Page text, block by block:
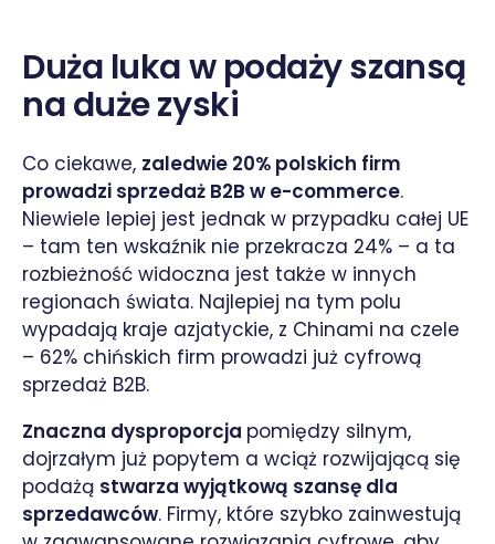
Duża luka w podaży szansą
na duże zyski
Co ciekawe, zaledwie 20% polskich firm
prowadzi sprzedaż B2B w e-commerce.
Niewiele lepiej jest jednak w przypadku całej UE
– tam ten wskaźnik nie przekracza 24% – a ta
rozbieżność widoczna jest także w innych
regionach świata. Najlepiej na tym polu
wypadają kraje azjatyckie, z Chinami na czele
– 62% chińskich firm prowadzi już cyfrową
sprzedaż B2B.
Znaczna dysproporcja pomiędzy silnym,
dojrzałym już popytem a wciąż rozwijającą się
podażą stwarza wyjątkową szansę dla
sprzedawców. Firmy, które szybko zainwestują